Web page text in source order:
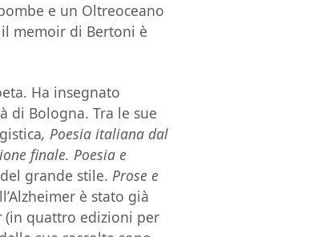
e un Oltreoceano
memoir di Bertoni è
Ha insegnato
di Bologna. Tra le sue
, Poesia italiana dal
finale. Poesia e
del grande stile.Prose e
è stato già
(in quattro edizioni per